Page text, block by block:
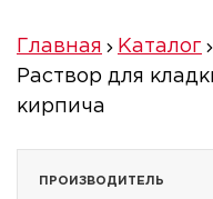
Главная Каталог
Раствор для
кирпича
ПРОИЗВОДИТЕЛЬ